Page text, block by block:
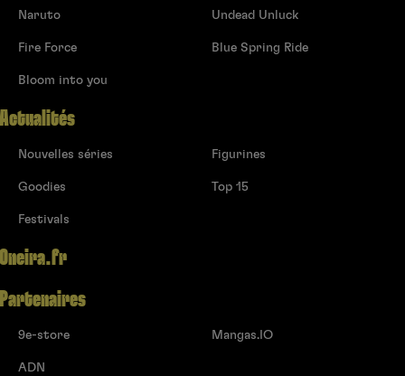
Naruto
Fire Force
Bloom into you
Undead Unluck
Blue Spring Ride
Actualités
Nouvelles séries
Goodies
Festivals
Figurines
Top 15
Oneira.fr
Partenaires
9e-store
ADN
Mangas.IO